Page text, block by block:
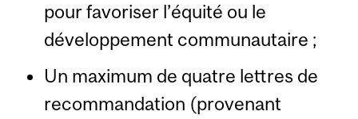
pour favoriser l’équité ou le
développement communautaire ;
Un maximum de quatre lettres de
recommandation (provenant